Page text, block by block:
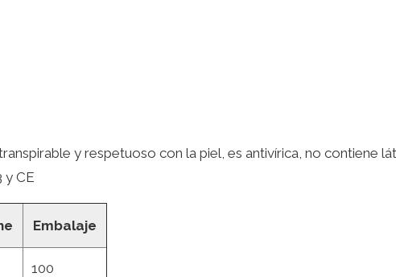
y respetuoso con la piel, es antivírica, no contiene
y CE
Embalaje
100